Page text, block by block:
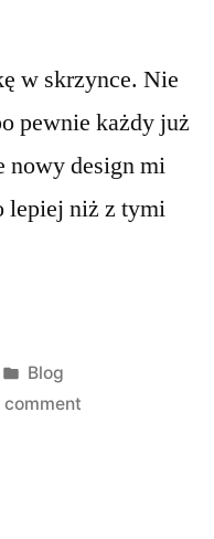
w skrzynce. Nie
pewnie każdy już
nowy design mi
lepiej niż z tymi
Posted
in
Blog
commenton